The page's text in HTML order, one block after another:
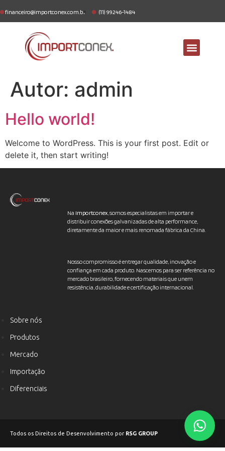
financeiro@importconex.com.br (11) 99246-1484
Autor: admin
Hello world!
Welcome to WordPress. This is your first post. Edit or
delete it, then start writing!
Na Importconex, somos especialistas em importar e
distribuir conexões galvanizadas de alta performance,
diretamente da maior e mais renomada fábrica da China.
Nosso compromisso é entregar qualidade, inovação e
confiança em cada produto. Nascemos para ser referência no
mercado brasileiro, fornecendo materiais que unem
resistência, durabilidade e certificação internacional.
Sobre nós
Produtos
Mercado
Importação
Diferenciais
Todos os Direitos de Desenvolvimento por RSG GROUP